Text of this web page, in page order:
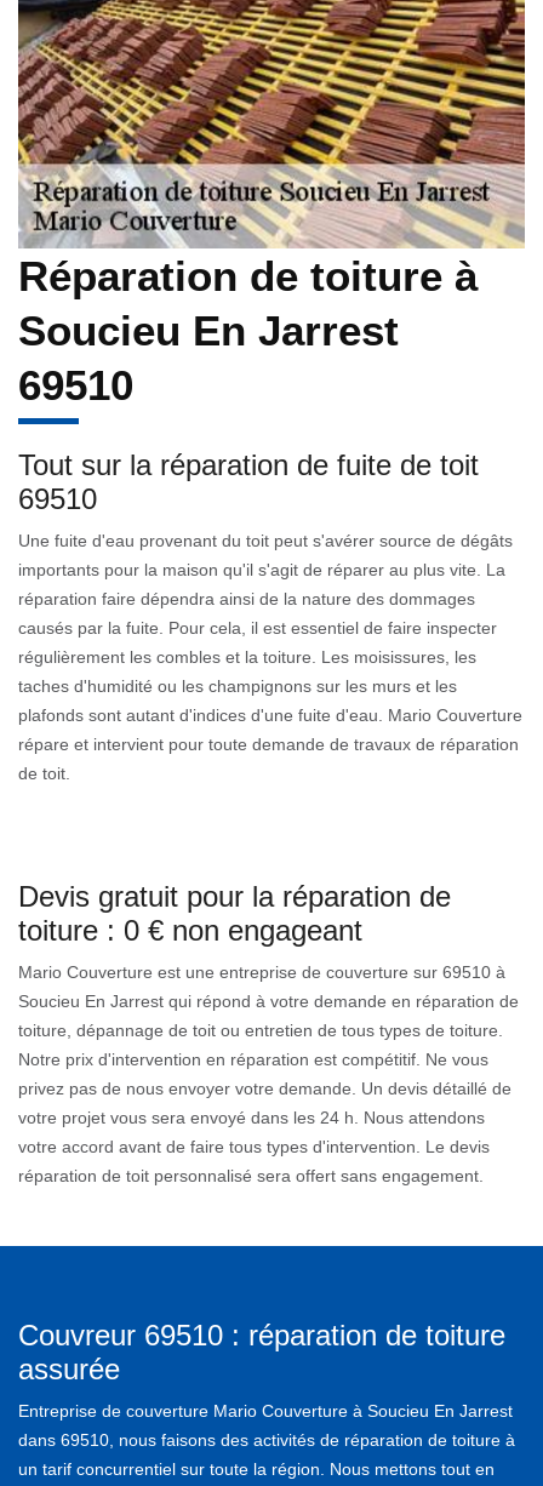
Réparation de toiture à
Soucieu En Jarrest
69510
Tout sur la réparation de fuite de toit
69510
Une fuite d'eau provenant du toit peut s'avérer source de dégâts
importants pour la maison qu'il s'agit de réparer au plus vite. La
réparation faire dépendra ainsi de la nature des dommages
causés par la fuite. Pour cela, il est essentiel de faire inspecter
régulièrement les combles et la toiture. Les moisissures, les
taches d'humidité ou les champignons sur les murs et les
plafonds sont autant d'indices d'une fuite d'eau. Mario Couverture
répare et intervient pour toute demande de travaux de réparation
de toit.
Devis gratuit pour la réparation de
toiture : 0 € non engageant
Mario Couverture est une entreprise de couverture sur 69510 à
Soucieu En Jarrest qui répond à votre demande en réparation de
toiture, dépannage de toit ou entretien de tous types de toiture.
Notre prix d'intervention en réparation est compétitif. Ne vous
privez pas de nous envoyer votre demande. Un devis détaillé de
votre projet vous sera envoyé dans les 24 h. Nous attendons
votre accord avant de faire tous types d'intervention. Le devis
réparation de toit personnalisé sera offert sans engagement.
Couvreur 69510 : réparation de toiture
assurée
Entreprise de couverture Mario Couverture à Soucieu En Jarrest
dans 69510, nous faisons des activités de réparation de toiture à
un tarif concurrentiel sur toute la région. Nous mettons tout en